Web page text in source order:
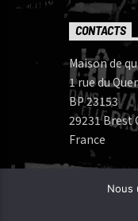
CONTACTS
Maison de
1 rue du
BP 23153
29231 Brest
France
Bureau: 02
Nous